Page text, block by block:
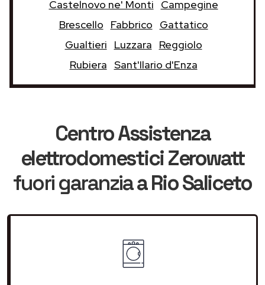
Castelnovo ne' Monti
Campegine
Brescello
Fabbrico
Gattatico
Gualtieri
Luzzara
Reggiolo
Rubiera Sant'Ilario d'Enza
Centro Assistenza
elettrodomestici Zerowatt
fuori garanziaa Rio Saliceto